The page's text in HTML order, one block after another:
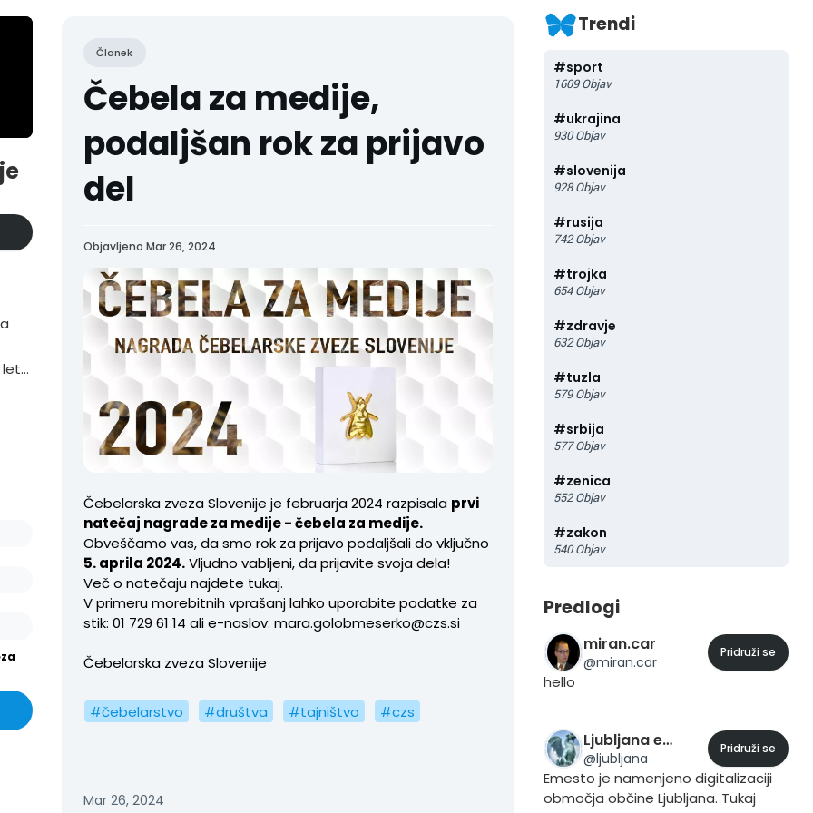
letu
Članek
Čebela za medije,
podaljšan rok za prijavo
del
Objavljeno Mar 26, 2024
Čebelarska zveza Slovenije je februarja 2024 razpisala prvi
natečaj nagrade za medije - čebela za medije.
Obveščamo vas, da smo rok za prijavo podaljšali do vključno
5. aprila 2024.Vljudno vabljeni, da prijavite svoja dela!
Več o natečaju najdete tukaj.
V primeru morebitnih vprašanj lahko uporabite podatke za
stik: 01 729 61 14 ali e-naslov: mara.golobmeserko@czs.si
Čebelarska zveza Slovenije
#čebelarstvo #društva #tajništvo #czs
Mar 26, 2024
Trendi
#sport
1609 Objav
#ukrajina
930 Objav
#slovenija
928 Objav
#rusija
742 Objav
#trojka
654 Objav
#zdravje
632 Objav
#tuzla
579 Objav
#srbija
577 Objav
#zenica
552 Objav
#zakon
540 Objav
Predlogi
miran.car
@miran.car
Pridruži se
hello
Ljubljana eMesto
@ljubljana
Pridruži se
Emesto je namenjeno digitalizaciji
območja občine Ljubljana. Tukaj